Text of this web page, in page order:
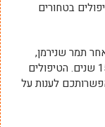
בטחורים
תמר שנירמן,
נטורופתית מוסמכת ובעלת ניסיון של למעלה מ-15 שנים. הטיפולים
לענות על